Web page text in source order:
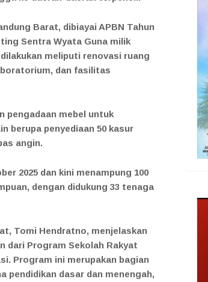
Barat, dibiayai APBN Tahun
Sentra Wyata Guna milik
meliputi renovasi ruang
dan fasilitas
pengadaan mebel untuk
berupa penyediaan 50 kasur
angin.
2025 dan kini menampung 100
dengan didukung 33 tenaga
Tomi Hendratno, menjelaskan
dari Program Sekolah Rakyat
Program ini merupakan bagian
pendidikan dasar dan menengah,